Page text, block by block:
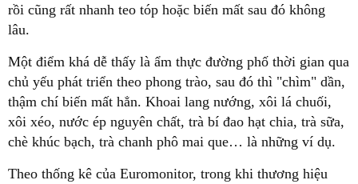
rồi cũng rất nhanh teo tóp hoặc biến mất sau đó không
lâu.
Một điểm khá dễ thấy là ẩm thực đường phố thời gian qua
chủ yếu phát triển theo phong trào, sau đó thì "chìm" dần,
thậm chí biến mất hẳn. Khoai lang nướng, xôi lá chuối,
xôi xéo, nước ép nguyên chất, trà bí đao hạt chia, trà sữa,
chè khúc bạch, trà chanh phô mai que… là những ví dụ.
Theo thống kê của Euromonitor, trong khi thương hiệu